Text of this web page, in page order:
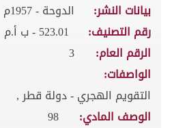
بيانات النشر:
الدوحة - 1957م
رقم التصنيف:
523.01 - ب أ.م
الرقم العام:
3
الواصفات:
التقويم الهجري - دولة قطر ,
الوصف المادي:
98